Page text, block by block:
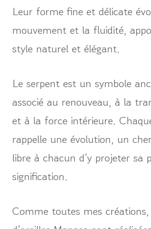
Leur forme fine et délicate
mouvement et la fluidité,
style naturel et élégant.
Le serpent est un symbole
associé au renouveau, à la
et à la force intérieure.
rappelle une évolution, un
libre à chacun d’y projeter sa
signification.
Comme toutes mes créations,